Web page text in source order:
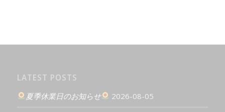
LATEST POSTS
夏季休業日のお知らせ 2026-08-05